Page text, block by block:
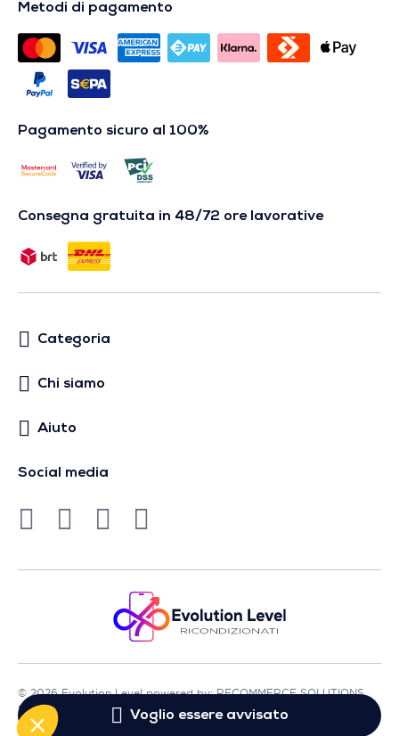
Voglio essere avvisato
Metodi di pagamento
Pagamento sicuro al 100%
Consegna gratuita in 48/72 ore lavorative
Categoria
Chi siamo
Aiuto
Social media
© 2026 Evolution Level powered by: RECOMMERCE SOLUTIONS
SA - Sede in Avenue Lénine, 54 - 94250 Gentilly - Francia
- P.IVA FR01513969402 - Tutti i diritti riservati